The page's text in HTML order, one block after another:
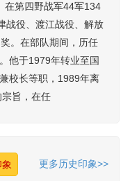
在第四野战军44军134
战役、渡江战役、解放
。在部队期间，历任
他于1979年转业至国
校长等职，1989年离
旨，在任
更多历史印象>>